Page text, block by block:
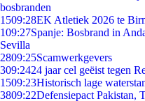
bosbranden
1509:28EK Atletiek 2026 te
109:27Spanje: Bosbrand in
Sevilla
2809:25Scamwerkgevers
309:2424 jaar cel geëist tegen
1509:23Historisch lage
3809:22Defensiepact Pakistan,